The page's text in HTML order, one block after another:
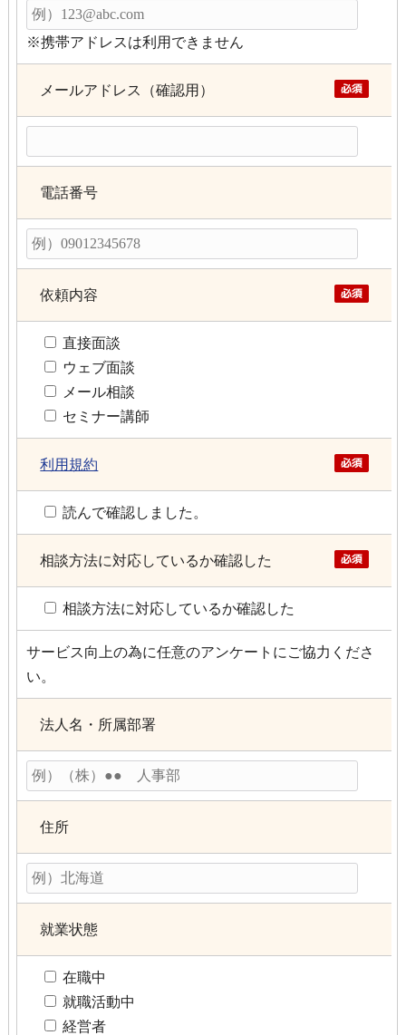
※携帯アドレスは利用できません
メールアドレス（確認用）
電話番号
依頼内容
直接面談
ウェブ面談
メール相談
セミナー講師
利用規約
読んで確認しました。
相談方法に対応しているか確認した
相談方法に対応しているか確認した
サービス向上の為に任意のアンケートにご協力くださ
い。
法人名・所属部署
住所
就業状態
在職中
就職活動中
経営者